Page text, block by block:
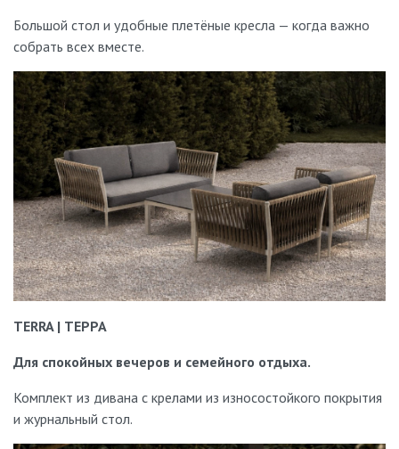
Большой стол и удобные плетёные кресла — когда важно
собрать всех вместе.
TERRA | ТЕРРА
Для спокойных вечеров и семейного отдыха.
Комплект из дивана с крелами из износостойкого покрытия
и журнальный стол.